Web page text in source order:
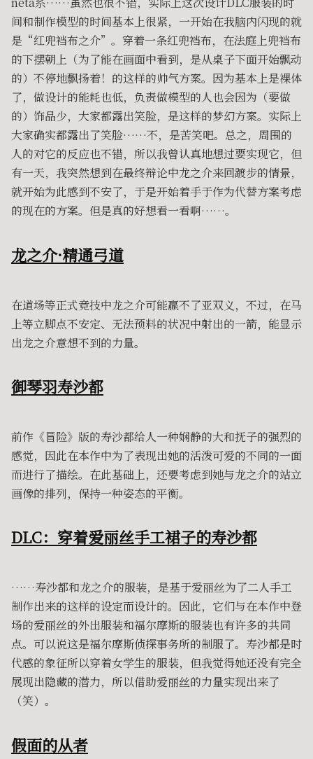
间和制作模型的时间基本上很紧，一开始在我脑内闪现的就
是“红兜裆布之介”。穿着一条红兜裆布，在法庭上兜裆布
的下摆朝上（为了能在画面中看到，是从桌子下面开始飘动
的）不停地飘扬着！的这样的帅气方案。因为基本上是裸体
了，做设计的能耗也低，负责做模型的人也会因为（要做
的）饰品少，大家都露出笑脸，是这样的梦幻方案。实际上
大家确实都露出了笑脸……不，是苦笑吧。总之，周围的
人的对它的反应也不错，所以我曾认真地想过要实现它，但
有一天，我突然想到在最终辩论中龙之介来回踱步的情景，
就开始为此感到不安了，于是开始着手于作为代替方案考虑
的现在的方案。但是真的好想看一看啊……。
龙之介·精通弓道
在道场等正式竞技中龙之介可能赢不了亚双义，不过，在马
上等立脚点不安定、无法预料的状况中射出的一箭，能显示
出龙之介意想不到的力量。
御琴羽寿沙都
前作《冒险》版的寿沙都给人一种娴静的大和抚子的强烈的
感觉，因此在本作中为了表现出她的活泼可爱的不同的一面
而进行了描绘。在此基础上，还要考虑到她与龙之介的站立
画像的排列，保持一种姿态的平衡。
DLC：穿着爱丽丝手工裙子的寿沙都
……寿沙都和龙之介的服装，是基于爱丽丝为了二人手工
制作出来的这样的设定而设计的。因此，它们与在本作中登
场的爱丽丝的外出服装和福尔摩斯的服装也有许多的共同
点。可以说这是福尔摩斯侦探事务所的制服了。寿沙都是时
代感的象征所以穿着女学生的服装，但我觉得她还没有完全
展现出隐藏的潜力，所以借助爱丽丝的力量实现出来了
（笑）。
假面的从者